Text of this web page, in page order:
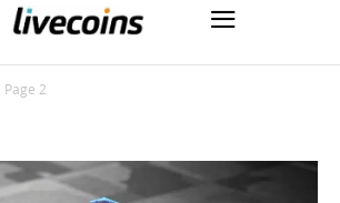
Page 2